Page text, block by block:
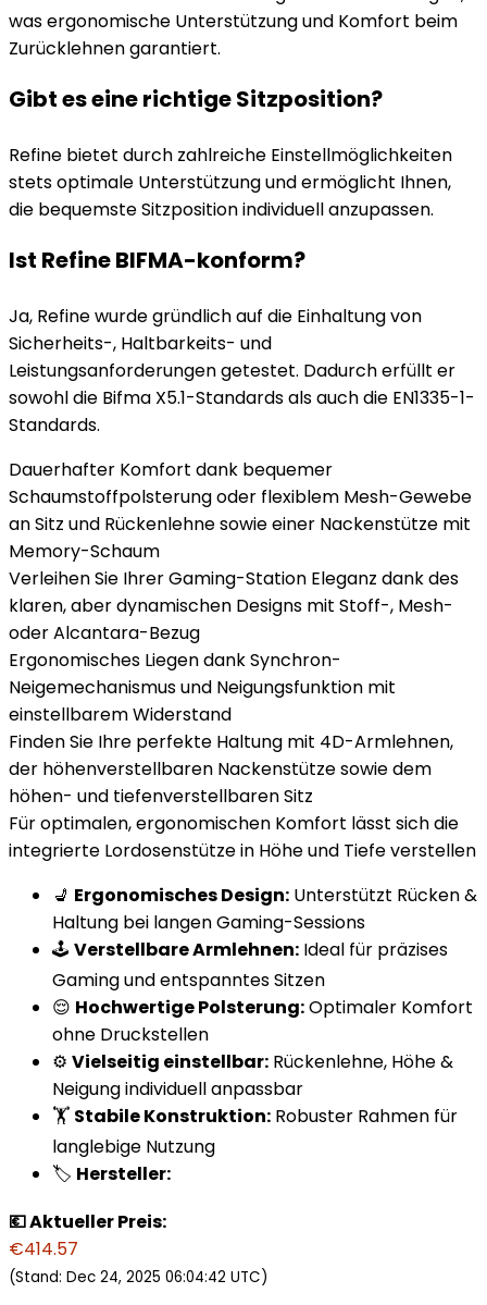
was ergonomische Unterstützung und Komfort beim
Zurücklehnen garantiert.
Gibt es eine richtige Sitzposition?
Refine bietet durch zahlreiche Einstellmöglichkeiten
stets optimale Unterstützung und ermöglicht Ihnen,
die bequemste Sitzposition individuell anzupassen.
Ist Refine BIFMA-konform?
Ja, Refine wurde gründlich auf die Einhaltung von
Sicherheits-, Haltbarkeits- und
Leistungsanforderungen getestet. Dadurch erfüllt er
sowohl die Bifma X5.1-Standards als auch die EN1335-1-
Standards.
Dauerhafter Komfort dank bequemer
Schaumstoffpolsterung oder flexiblem Mesh-Gewebe
an Sitz und Rückenlehne sowie einer Nackenstütze mit
Memory-Schaum
Verleihen Sie Ihrer Gaming-Station Eleganz dank des
klaren, aber dynamischen Designs mit Stoff-, Mesh-
oder Alcantara-Bezug
Ergonomisches Liegen dank Synchron-
Neigemechanismus und Neigungsfunktion mit
einstellbarem Widerstand
Finden Sie Ihre perfekte Haltung mit 4D-Armlehnen,
der höhenverstellbaren Nackenstütze sowie dem
höhen- und tiefenverstellbaren Sitz
Für optimalen, ergonomischen Komfort lässt sich die
integrierte Lordosenstütze in Höhe und Tiefe verstellen
💺 Ergonomisches Design: Unterstützt Rücken &
Haltung bei langen Gaming-Sessions
🕹️ Verstellbare Armlehnen: Ideal für präzises
Gaming und entspanntes Sitzen
😌 Hochwertige Polsterung:Optimaler Komfort
ohne Druckstellen
⚙️ Vielseitig einstellbar: Rückenlehne, Höhe &
Neigung individuell anpassbar
🏋️ Stabile Konstruktion: Robuster Rahmen für
langlebige Nutzung
🏷️ Hersteller:
💶 Aktueller Preis:
€414.57
(Stand: Dec 24, 2025 06:04:42 UTC)